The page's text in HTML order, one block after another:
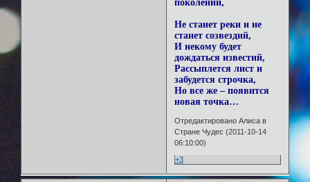
поколений,
Не станет реки и не
станет созвездий,
И некому будет
дождаться известий,
Рассыплется лист и
забудется строчка,
Но все же – появится
новая точка…
Отредактировано Алиса в
Стране Чудес (2011-10-14
06:10:00)
+3